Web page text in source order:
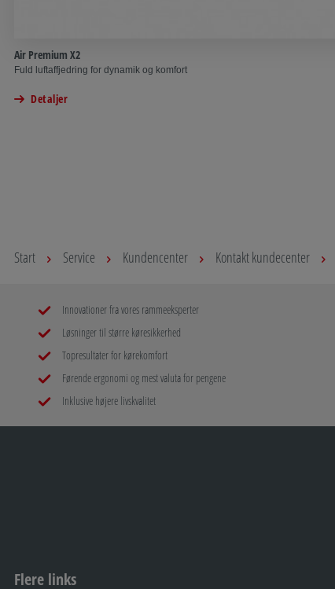
Air Premium X2
Fuld luftaffjedring for dynamik og komfort
Detaljer
Start Service Kundencenter Kontakt kundecenter
Innovationer fra vores rammeeksperter
Løsninger til større køresikkerhed
Topresultater for kørekomfort
Førende ergonomi og mest valuta for pengene
Inklusive højere livskvalitet
Flere links